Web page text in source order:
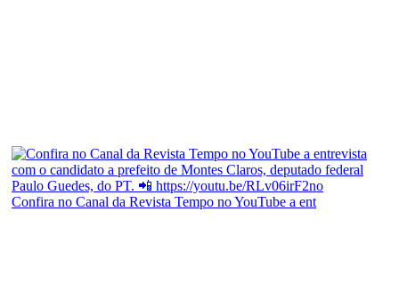
Confira no Canal da Revista Tempo no YouTube a ent